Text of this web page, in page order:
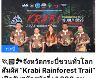
กระบี่
🏃🏻🏞️จังหวัดกระบี่ชวนทั่วโลก
สัมผัส “Krabi Rainforest Trail”